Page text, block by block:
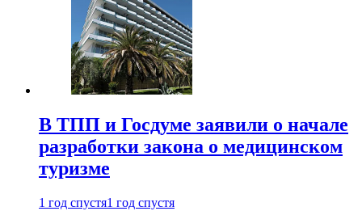
В ТПП и Госдуме заявили о начале
разработки закона о медицинском
туризме
1 год спустя1 год спустя